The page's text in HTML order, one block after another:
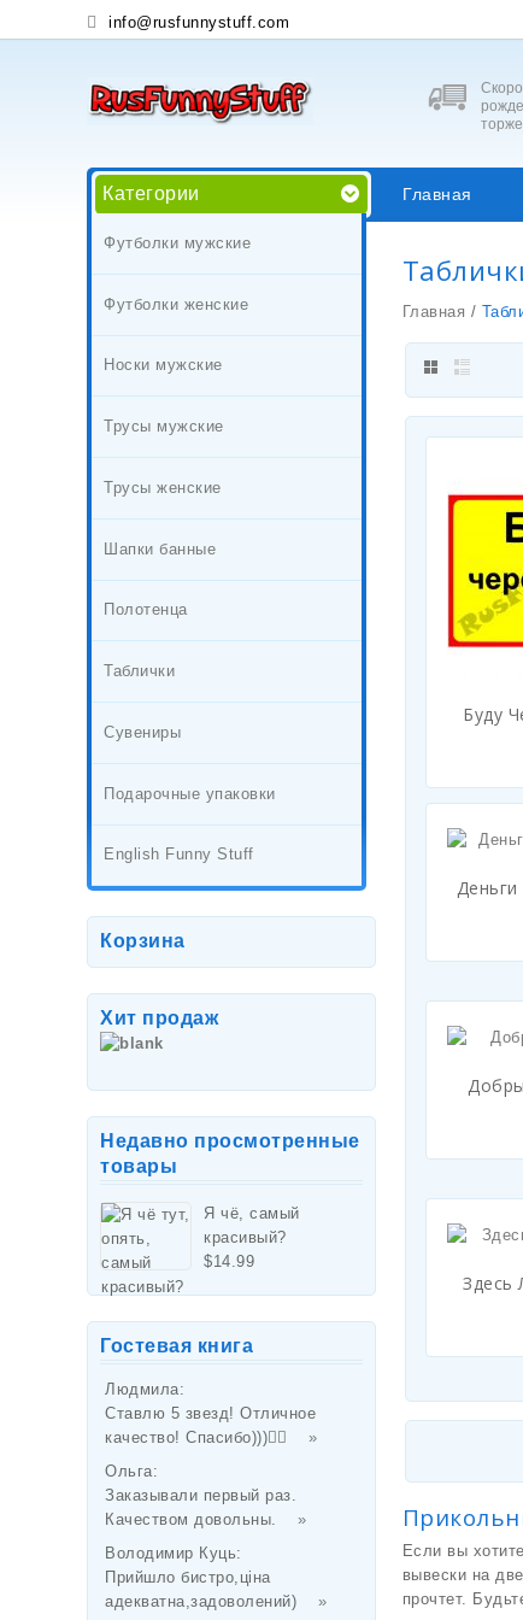
info@rusfunnystuff.com
Категории
Футболки мужские
Футболки женские
Носки мужские
Трусы мужские
Трусы женские
Шапки банные
Полотенца
Таблички
Сувениры
Подарочные упаковки
English Funny Stuff
Главная
Главная /
Буду
Здесь
Если вы
вывески на
прочтет.
Корзина
Хит продаж
Недавно просмотренные
товары
Я чё, самый
красивый?
$14.99
Гостевая книга
Людмила:
Ставлю 5 звезд! Отличное
качество! Спасибо)))👌🏻
»
Ольга:
Заказывали первый раз.
Качеством довольны.
»
Володимир Куць:
Прийшло бистро,ціна
адекватна,задоволений)
»